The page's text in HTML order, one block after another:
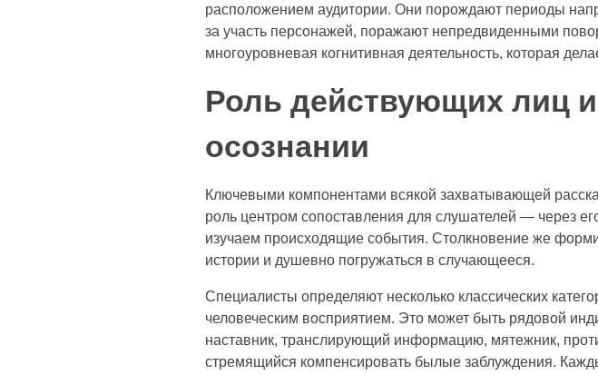
расположением аудитории. Они порождают периоды
за участь персонажей, поражают непредвиденными
многоуровневая когнитивная деятельность, которая
Роль действующих лиц
осознании
Ключевыми компонентами всякой захватывающей
роль центром сопоставления для слушателей — через
изучаем происходящие события. Столкновение же
истории и душевно погружаться в случающееся.
Специалисты определяют несколько классических
человеческим восприятием. Это может быть рядовой
наставник, транслирующий информацию, мятежник,
стремящийся компенсировать былые заблуждения.